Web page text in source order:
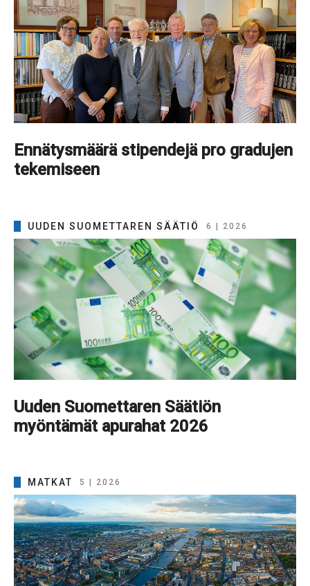
Ennätysmäärä stipendejä pro gradujen
tekemiseen
UUDEN SUOMETTAREN SÄÄTIÖ 6 | 2026
Uuden Suomettaren Säätiön
myöntämät apurahat 2026
MATKAT 5 | 2026